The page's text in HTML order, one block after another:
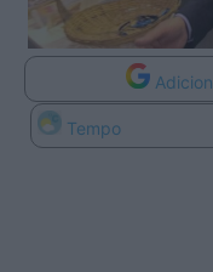
Tempo